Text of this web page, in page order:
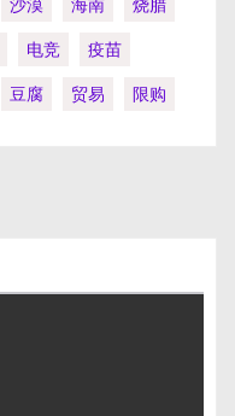
沙漠 海南
烧腊
电竞
疫苗
豆腐 贸易 限购